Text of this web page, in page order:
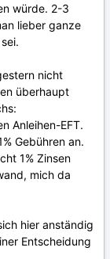
würde. 2-3
lieber ganze
nicht
überhaupt
Anleihen-EFT.
Gebühren an.
1% Zinsen
mich da
hier anständig
Entscheidung